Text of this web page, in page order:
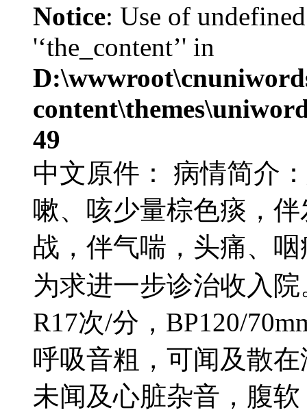
Notice: Use of
'‘the_content’' in
49
中文原件： 病情简介
嗽、咳少量棕色痰，
战，伴气喘，头痛、
为求进一步诊治收入
R17次/分，BP120/
呼吸音粗，可闻及散
未闻及心脏杂音，腹